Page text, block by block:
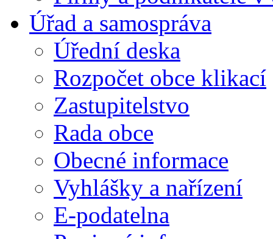
Úřad a samospráva
Úřední deska
Rozpočet obce klikací
Zastupitelstvo
Rada obce
Obecné informace
Vyhlášky a nařízení
E-podatelna